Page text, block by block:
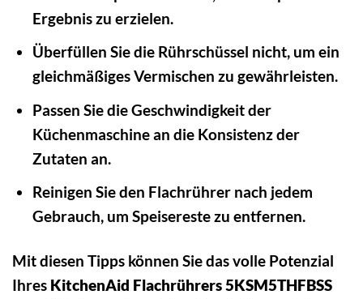
Ergebnis zu erzielen.
Überfüllen Sie die Rührschüssel nicht, um ein
gleichmäßiges Vermischen zu gewährleisten.
Passen Sie die Geschwindigkeit der
Küchenmaschine an die Konsistenz der
Zutaten an.
Reinigen Sie den Flachrührer nach jedem
Gebrauch, um Speisereste zu entfernen.
Mit diesen Tipps können Sie das volle Potenzial
Ihres KitchenAid Flachrührers 5KSM5THFBSS